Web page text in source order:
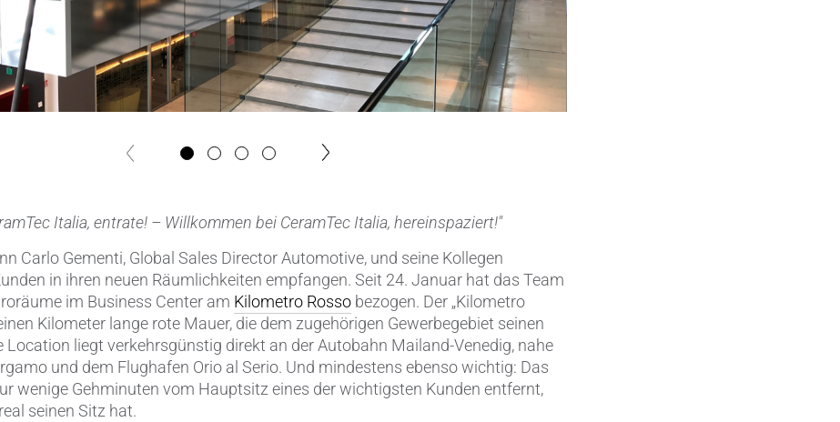
Substrate
Verbindungen & Durchführungen
Wälzlager-Rollen
Zerspanungswerkzeuge
Metallbearbeitung
Piezokeramische Anwendungen
Schweißprozesse
Sonderanwendungen
Textiltechnik
Verteidigung & Sicherheit
nächste
Italia, entrate! – Willkommen bei CeramTec Italia, hereinspaziert!"
Carlo Gementi, Global Sales Director Automotive, und seine Kollegen
in ihren neuen Räumlichkeiten empfangen. Seit 24. Januar hat das Team
im Business Center am Kilometro Rosso bezogen. Der „Kilometro
Kilometer lange rote Mauer, die dem zugehörigen Gewerbegebiet seinen
Location liegt verkehrsgünstig direkt an der Autobahn Mailand-Venedig, nahe
und dem Flughafen Orio al Serio. Und mindestens ebenso wichtig: Das
wenige Gehminuten vom Hauptsitz eines der wichtigsten Kunden entfernt,
seinen Sitz hat.